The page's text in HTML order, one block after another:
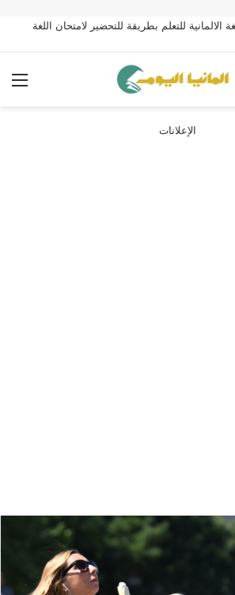
الالمانية للتعلم بطريقة للتحضير لامتحان اللغة
الإعلانات